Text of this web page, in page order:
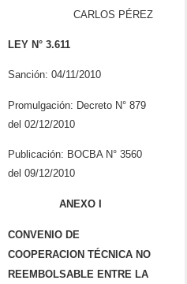
CARLOS PÉREZ
LEY N° 3.611
Sanción: 04/11/2010
Promulgación: Decreto N° 879
del 02/12/2010
Publicación: BOCBA N° 3560
del 09/12/2010
ANEXO I
CONVENIO DE
COOPERACION TÉCNICA NO
REEMBOLSABLE ENTRE LA